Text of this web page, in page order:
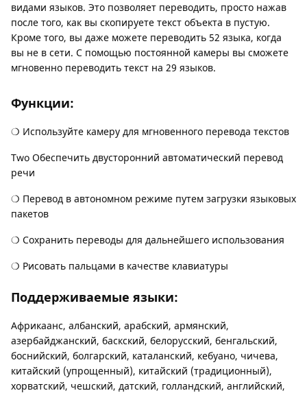
видами языков. Это позволяет переводить, просто нажав
после того, как вы скопируете текст объекта в пустую.
Кроме того, вы даже можете переводить 52 языка, когда
вы не в сети. С помощью постоянной камеры вы сможете
мгновенно переводить текст на 29 языков.
Функции:
❍ Используйте камеру для мгновенного перевода текстов
Two Обеспечить двусторонний автоматический перевод
речи
❍ Перевод в автономном режиме путем загрузки языковых
пакетов
❍ Сохранить переводы для дальнейшего использования
❍ Рисовать пальцами в качестве клавиатуры
Поддерживаемые языки:
Африкаанс, албанский, арабский, армянский,
азербайджанский, баскский, белорусский, бенгальский,
боснийский, болгарский, каталанский, кебуано, чичева,
китайский (упрощенный), китайский (традиционный),
хорватский, чешский, датский, голландский, английский,